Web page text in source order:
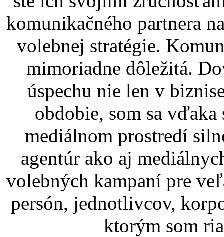
komunikačného partnera
volebnej stratégie.
mimoriadne dôležitá.
úspechu nie len v
obdobie, som sa
mediálnom prostredí
agentúr ako aj
volebných kampaní pre
persón, jednotlivcov,
ktorým som